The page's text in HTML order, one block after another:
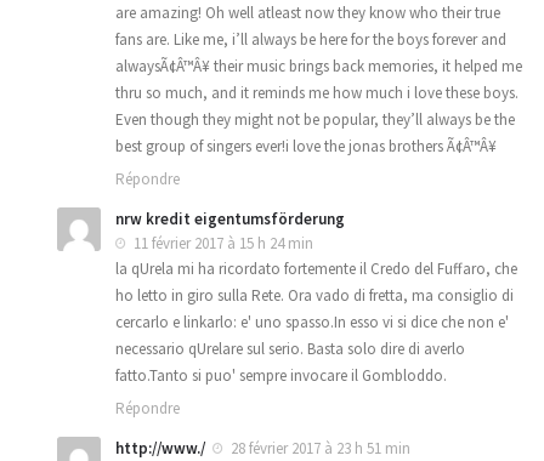
are amazing! Oh well atleast now they know who their true
fans are. Like me, i’ll always be here for the boys forever and
alwaysÃ¢Â™Â¥ their music brings back memories, it helped me
thru so much, and it reminds me how much i love these boys.
Even though they might not be popular, they’ll always be the
best group of singers ever!i love the jonas brothers Ã¢Â™Â¥
Répondre
nrw kredit eigentumsförderung
11 février 2017 à 15 h 24 min
la qUrela mi ha ricordato fortemente il Credo del Fuffaro, che
ho letto in giro sulla Rete. Ora vado di fretta, ma consiglio di
cercarlo e linkarlo: e' uno spasso.In esso vi si dice che non e'
necessario qUrelare sul serio. Basta solo dire di averlo
fatto.Tanto si puo' sempre invocare il Gombloddo.
Répondre
http://www./
28 février 2017 à 23 h 51 min